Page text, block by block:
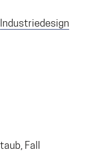
Industriedesign
Fall